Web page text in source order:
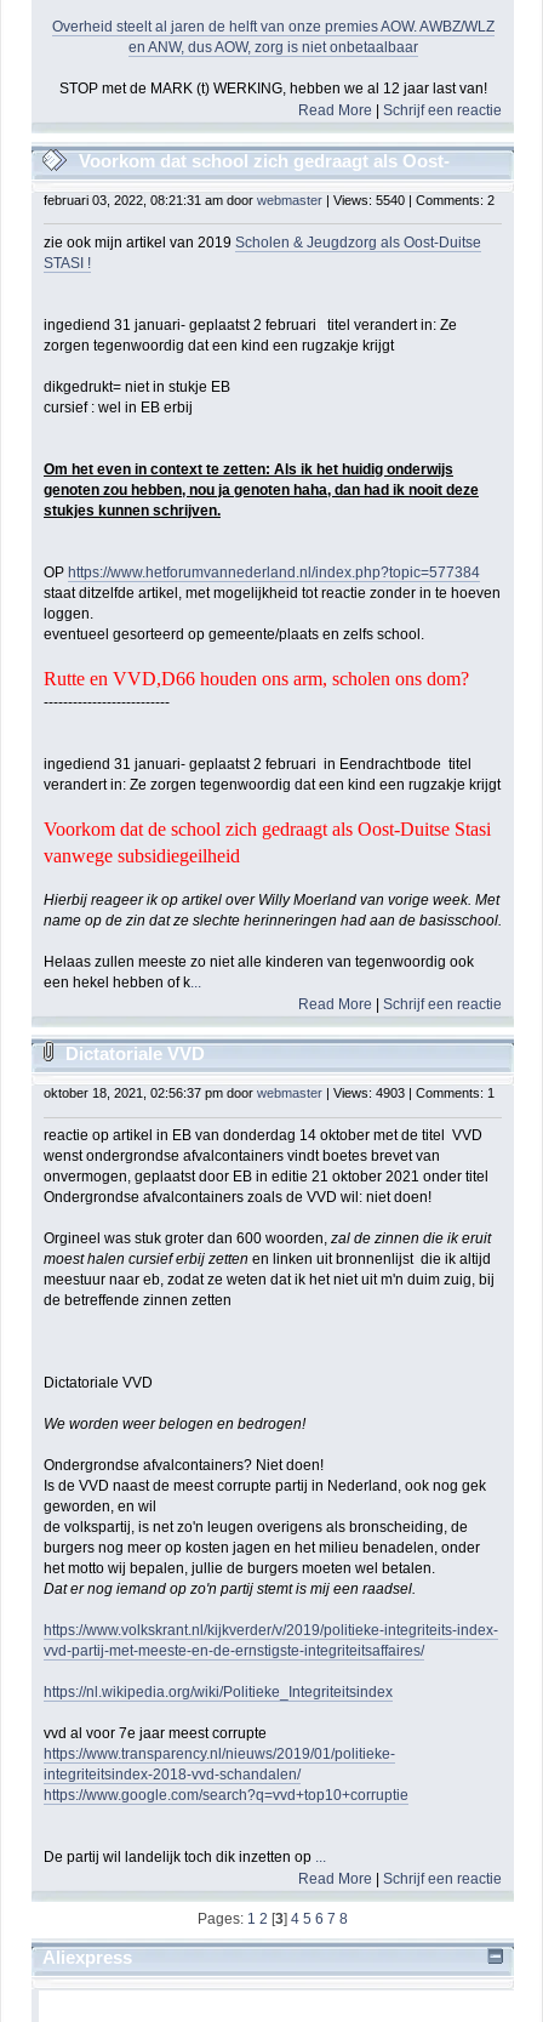
Overheid steelt al jaren de helft van onze premies AOW. AWBZ/WLZ
en ANW, dus AOW, zorg is niet onbetaalbaar
STOP met de MARK (t) WERKING, hebben we al 12 jaar last van!
Read More |Schrijf een reactie
Voorkom dat school zich gedraagt als Oost-
Duitse Stasi vanwege subsidiegeilheid
februari 03, 2022, 08:21:31 am door webmaster| Views: 5540 | Comments: 2
zie ook mijn artikel van 2019 Scholen & Jeugdzorg als Oost-Duitse
STASI !
ingediend 31 januari- geplaatst 2 februari titel verandert in: Ze
zorgen tegenwoordig dat een kind een rugzakje krijgt
dikgedrukt= niet in stukje EB
cursief : wel in EB erbij
Om het even in context te zetten: Als ik het huidig onderwijs
genoten zou hebben, nou ja genoten haha, dan had ik nooit deze
stukjes kunnen schrijven.
OP https://www.hetforumvannederland.nl/index.php?topic=577384
staat ditzelfde artikel, met mogelijkheid tot reactie zonder in te hoeven
loggen.
eventueel gesorteerd op gemeente/plaats en zelfs school.
Rutte en VVD,D66 houden ons arm, scholen ons dom?
--------------------------
ingediend 31 januari- geplaatst 2 februari in Eendrachtbode titel
verandert in: Ze zorgen tegenwoordig dat een kind een rugzakje krijgt
Voorkom dat de school zich gedraagt als Oost-Duitse Stasi
vanwege subsidiegeilheid
Hierbij reageer ik op artikel over Willy Moerland van vorige week. Met
name op de zin dat ze slechte herinneringen had aan de basisschool.
Helaas zullen meeste zo niet alle kinderen van tegenwoordig ook
een hekel hebben of k...
Read More |Schrijf een reactie
Dictatoriale VVD
oktober 18, 2021, 02:56:37 pm door webmaster| Views: 4903 | Comments: 1
reactie op artikel in EB van donderdag 14 oktober met de titel VVD
wenst ondergrondse afvalcontainers vindt boetes brevet van
onvermogen, geplaatst door EB in editie 21 oktober 2021 onder titel
Ondergrondse afvalcontainers zoals de VVD wil: niet doen!
Orgineel was stuk groter dan 600 woorden,zal de zinnen die ik eruit
moest halen cursief erbij zetten en linken uit bronnenlijst die ik altijd
meestuur naar eb, zodat ze weten dat ik het niet uit m'n duim zuig, bij
de betreffende zinnen zetten
Dictatoriale VVD
We worden weer belogen en bedrogen!
Ondergrondse afvalcontainers? Niet doen!
Is de VVD naast de meest corrupte partij in Nederland, ook nog gek
geworden, en wil
de volkspartij, is net zo'n leugen overigens als bronscheiding, de
burgers nog meer op kosten jagen en het milieu benadelen, onder
het motto wij bepalen, jullie de burgers moeten wel betalen.
Dat er nog iemand op zo'n partij stemt is mij een raadsel.
https://www.volkskrant.nl/kijkverder/v/2019/politieke-integriteits-index-
vvd-partij-met-meeste-en-de-ernstigste-integriteitsaffaires/
https://nl.wikipedia.org/wiki/Politieke_Integriteitsindex
vvd al voor 7e jaar meest corrupte
https://www.transparency.nl/nieuws/2019/01/politieke-
integriteitsindex-2018-vvd-schandalen/
https://www.google.com/search?q=vvd+top10+corruptie
De partij wil landelijk toch dik inzetten op ...
Read More |Schrijf een reactie
Pages: 1 2 [3] 4 5 6 7 8
Aliexpress